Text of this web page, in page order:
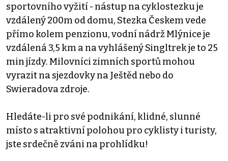
sportovního vyžití - nástup na cyklostezku je
vzdálený 200m od domu, Stezka Českem vede
přímo kolem penzionu, vodní nádrž Mlýnice je
vzdálená 3,5 km a na vyhlášený Singltrek je to 25
min jízdy. Milovníci zimních sportů mohou
vyrazit na sjezdovky na Ještěd nebo do
Swieradova zdroje.
Hledáte-li pro své podnikání, klidné, slunné
místo s atraktivní polohou pro cyklisty i turisty,
jste srdečně zváni na prohlídku!